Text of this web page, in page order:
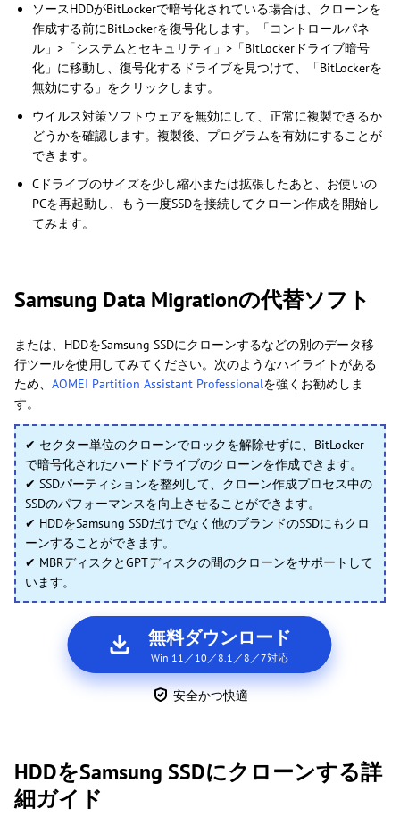
ソースHDDがBitLockerで暗号化されている場合は、クローンを
作成する前にBitLockerを復号化します。「コントロールパネ
ル」>「システムとセキュリティ」>「BitLockerドライブ暗号
化」に移動し、復号化するドライブを見つけて、「BitLockerを
無効にする」をクリックします。
ウイルス対策ソフトウェアを無効にして、正常に複製できるか
どうかを確認します。複製後、プログラムを有効にすることが
できます。
Cドライブのサイズを少し縮小または拡張したあと、お使いの
PCを再起動し、もう一度SSDを接続してクローン作成を開始し
てみます。
Samsung Data Migrationの代替ソフト
または、HDDをSamsung SSDにクローンするなどの別のデータ移
行ツールを使用してみてください。次のようなハイライトがある
ため、 AOMEI Partition Assistant Professionalを強くお勧めしま
す。
✔ セクター単位のクローンでロックを解除せずに、BitLocker
で暗号化されたハードドライブのクローンを作成できます。
✔ SSDパーティションを整列して、クローン作成プロセス中の
SSDのパフォーマンスを向上させることができます。
✔ HDDをSamsung SSDだけでなく他のブランドのSSDにもクロ
ーンすることができます。
✔ MBRディスクとGPTディスクの間のクローンをサポートして
います。
無料ダウンロード
Win 11／10／8.1／8／7対応
安全かつ快適
HDDをSamsung SSDにクローンする詳
細ガイド